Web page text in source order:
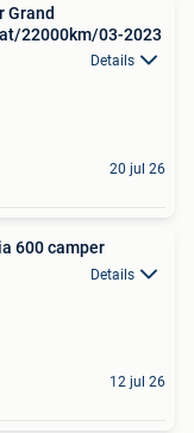
Grand
22000km/03-2023
Details
20 jul 26
600 camper
Details
12 jul 26